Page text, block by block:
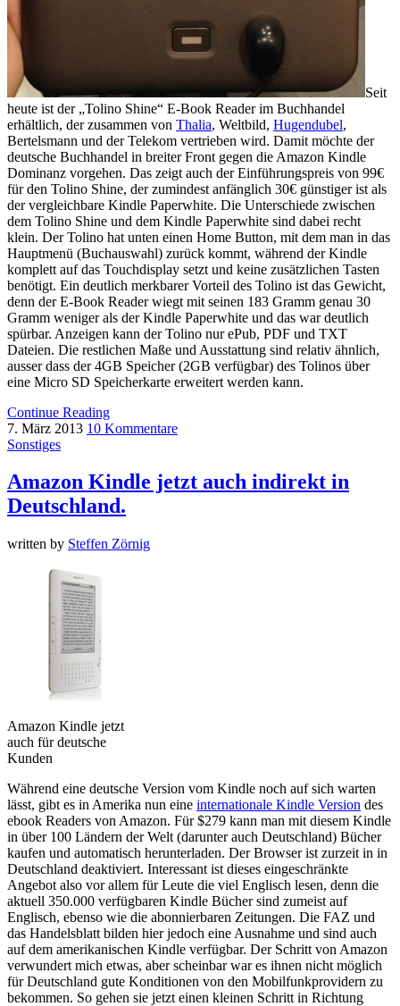
Seit
heute ist der „Tolino Shine“ E-Book Reader im Buchhandel
erhältlich, der zusammen von Thalia, Weltbild, Hugendubel,
Bertelsmann und der Telekom vertrieben wird. Damit möchte der
deutsche Buchhandel in breiter Front gegen die Amazon Kindle
Dominanz vorgehen. Das zeigt auch der Einführungspreis von 99€
für den Tolino Shine, der zumindest anfänglich 30€ günstiger ist als
der vergleichbare Kindle Paperwhite. Die Unterschiede zwischen
dem Tolino Shine und dem Kindle Paperwhite sind dabei recht
klein. Der Tolino hat unten einen Home Button, mit dem man in das
Hauptmenü (Buchauswahl) zurück kommt, während der Kindle
komplett auf das Touchdisplay setzt und keine zusätzlichen Tasten
benötigt. Ein deutlich merkbarer Vorteil des Tolino ist das Gewicht,
denn der E-Book Reader wiegt mit seinen 183 Gramm genau 30
Gramm weniger als der Kindle Paperwhite und das war deutlich
spürbar. Anzeigen kann der Tolino nur ePub, PDF und TXT
Dateien. Die restlichen Maße und Ausstattung sind relativ ähnlich,
ausser dass der 4GB Speicher (2GB verfügbar) des Tolinos über
eine Micro SD Speicherkarte erweitert werden kann.
Continue Reading
7. März 2013 10 Kommentare
Sonstiges
Amazon Kindle jetzt auch indirekt in
Deutschland.
written by Steffen Zörnig
Amazon Kindle jetzt
auch für deutsche
Kunden
Während eine deutsche Version vom Kindle noch auf sich warten
lässt, gibt es in Amerika nun eine internationale Kindle Version des
ebook Readers von Amazon. Für $279 kann man mit diesem Kindle
in über 100 Ländern der Welt (darunter auch Deutschland) Bücher
kaufen und automatisch herunterladen. Der Browser ist zurzeit in in
Deutschland deaktiviert. Interessant ist dieses eingeschränkte
Angebot also vor allem für Leute die viel Englisch lesen, denn die
aktuell 350.000 verfügbaren Kindle Bücher sind zumeist auf
Englisch, ebenso wie die abonnierbaren Zeitungen. Die FAZ und
das Handelsblatt bilden hier jedoch eine Ausnahme und sind auch
auf dem amerikanischen Kindle verfügbar. Der Schritt von Amazon
verwundert mich etwas, aber scheinbar war es ihnen nicht möglich
für Deutschland gute Konditionen von den Mobilfunkprovidern zu
bekommen. So gehen sie jetzt einen kleinen Schritt in Richtung